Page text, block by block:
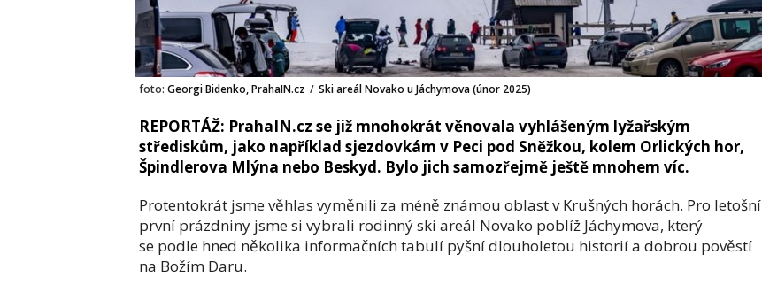
foto: Georgi Bidenko, PrahaIN.cz / Ski areál Novako u Jáchymova (únor 2025)
REPORTÁŽ: PrahaIN.cz se již mnohokrát věnovala vyhlášeným lyžařským
střediskům, jako například sjezdovkám v Peci pod Sněžkou, kolem Orlických hor,
Špindlerova Mlýna nebo Beskyd. Bylo jich samozřejmě ještě mnohem víc.
Protentokrát jsme věhlas vyměnili za méně známou oblast v Krušných horách. Pro letošní
první prázdniny jsme si vybrali rodinný ski areál Novako poblíž Jáchymova, který
se podle hned několika informačních tabulí pyšní dlouholetou historií a dobrou pověstí
na Božím Daru.